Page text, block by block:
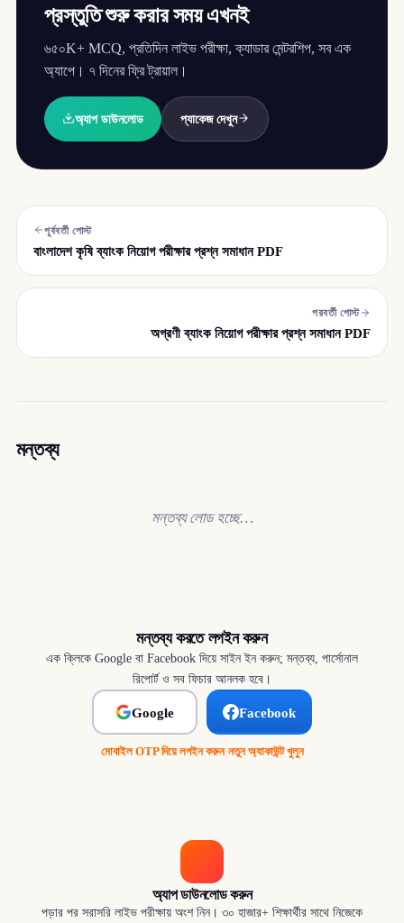
প্রস্তুতি শুরু করার সময় এখনই
৬৫০K+ MCQ, প্রতিদিন লাইভ পরীক্ষা, ক্যাডার মেন্টরশিপ, সব এক
অ্যাপে। ৭ দিনের ফ্রি ট্রায়াল।
অ্যাপ ডাউনলোড প্যাকেজ দেখুন
পূর্ববর্তী পোস্ট
বাংলাদেশ কৃষি ব্যাংক নিয়োগ পরীক্ষার প্রশ্ন সমাধান PDF
পরবর্তী পোস্ট
অগ্রণী ব্যাংক নিয়োগ পরীক্ষার প্রশ্ন সমাধান PDF
মন্তব্য
মন্তব্য লোড হচ্ছে…
মন্তব্য করতে লগইন করুন
এক ক্লিকে Google বা Facebook দিয়ে সাইন ইন করুন; মন্তব্য, পার্সোনাল
রিপোর্ট ও সব ফিচার আনলক হবে।
Google Facebook
মোবাইল OTP দিয়ে লগইন করুন·নতুন অ্যাকাউন্ট খুলুন
অ্যাপ ডাউনলোড করুন
পড়ার পর সরাসরি লাইভ পরীক্ষায় অংশ নিন। ৩০ হাজার+ শিক্ষার্থীর সাথে নিজেকে